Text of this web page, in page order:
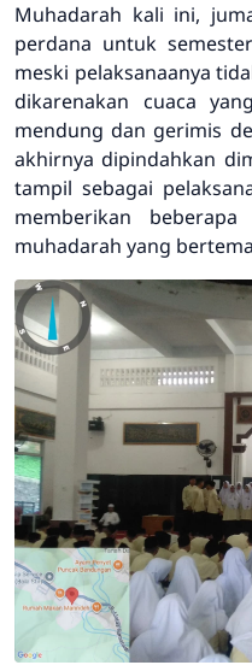
Muhadarah kali ini,
perdana untuk
meski pelaksanaanya
dikarenakan cuaca
mendung dan gerimis
akhirnya dipindahkan
tampil sebagai
memberikan
muhadarah yang